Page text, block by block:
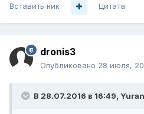
Вставить ник Цитата
dronis3
Опубликовано 28 июля,
В 28.07.2016 в 16:49,